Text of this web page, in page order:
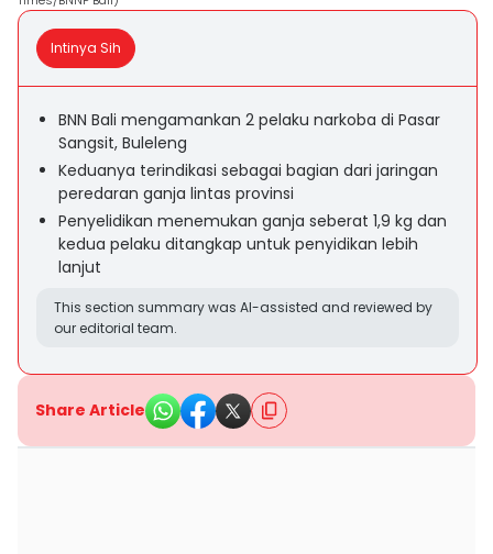
Intinya Sih
BNN Bali mengamankan 2 pelaku narkoba di Pasar
Sangsit, Buleleng
Keduanya terindikasi sebagai bagian dari jaringan
peredaran ganja lintas provinsi
Penyelidikan menemukan ganja seberat 1,9 kg dan
kedua pelaku ditangkap untuk penyidikan lebih
lanjut
This section summary was AI-assisted and reviewed by
our editorial team.
Share Article